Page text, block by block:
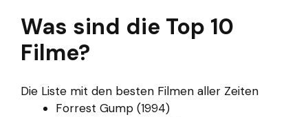
Was sind die Top 10
Filme?
Die Liste mit den besten Filmen aller Zeiten
Forrest Gump (1994)